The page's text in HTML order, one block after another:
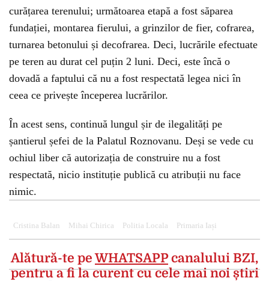
curățarea terenului; următoarea etapă a fost săparea
fundației, montarea fierului, a grinzilor de fier, cofrarea,
turnarea betonului și decofrarea. Deci, lucrările efectuate
pe teren au durat cel puțin 2 luni. Deci, este încă o
dovadă a faptului că nu a fost respectată legea nici în
ceea ce privește începerea lucrărilor.
În acest sens, continuă lungul șir de ilegalități pe
șantierul șefei de la Palatul Roznovanu. Deși se vede cu
ochiul liber că autorizația de construire nu a fost
respectată, nicio instituție publică cu atribuții nu face
nimic.
Cristina Balan Mihai Chirica Politia Locala Primaria Iași
Alătură-te peWHATSAPPcanalului BZI,
pentru a fi la curent cu cele mai noi știri